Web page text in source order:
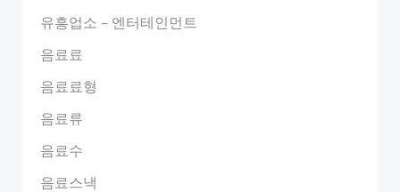
유흥업소 – 엔터테인먼트
음료료
음료료형
음료류
음료수
음료스낵